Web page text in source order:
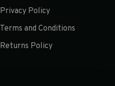
Privacy Policy
Terms and Conditions
Returns Policy